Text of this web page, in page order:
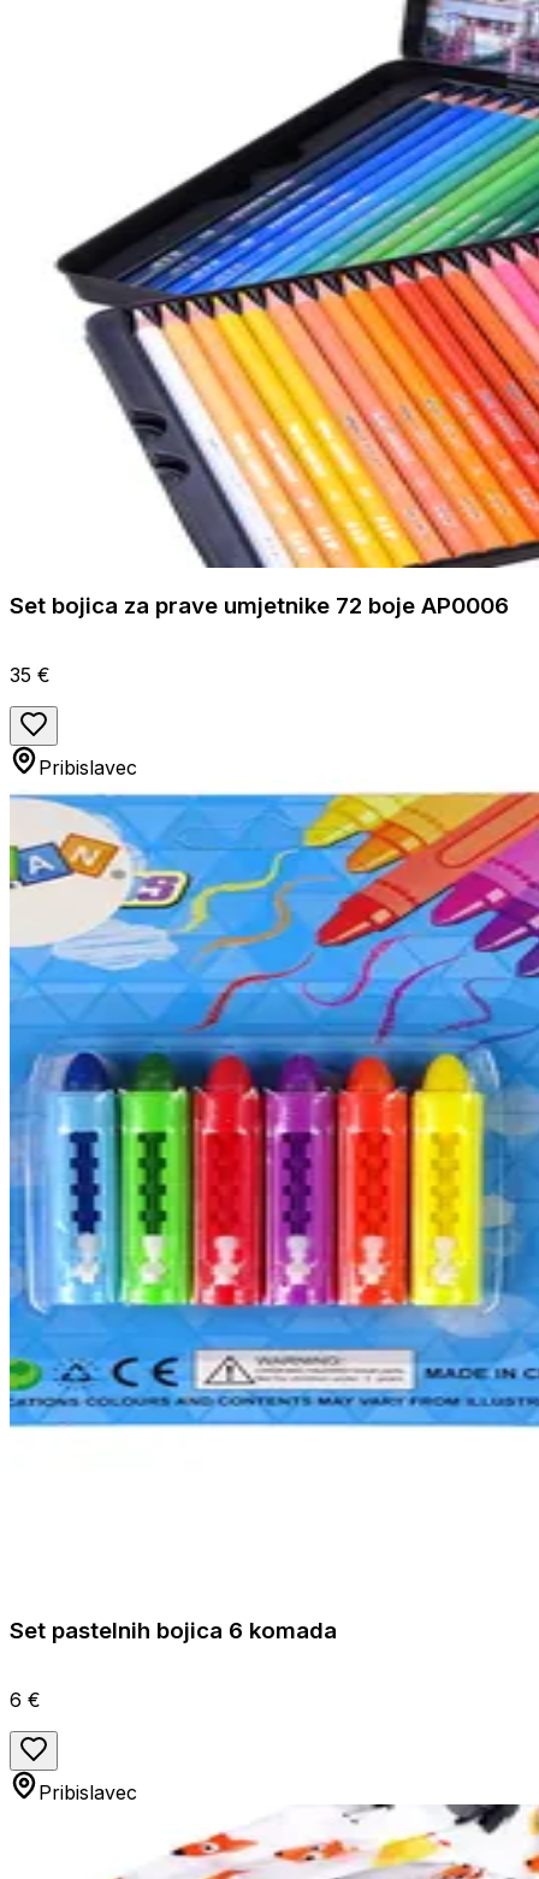
Set bojica za prave umjetnike 72 boje AP0006
35 €
Pribislavec
Set pastelnih bojica 6 komada
6 €
Pribislavec